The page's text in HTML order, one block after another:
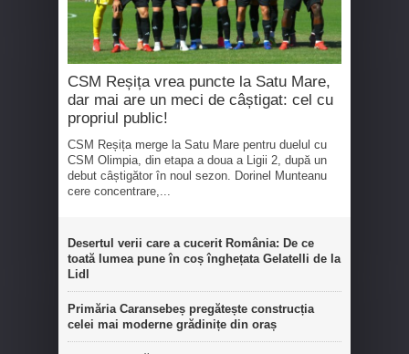
CSM Reșița vrea puncte la Satu Mare,
dar mai are un meci de câștigat: cel cu
propriul public!
CSM Reșița merge la Satu Mare pentru duelul cu
CSM Olimpia, din etapa a doua a Ligii 2, după un
debut câștigător în noul sezon. Dorinel Munteanu
cere concentrare,...
Desertul verii care a cucerit România: De ce
toată lumea pune în coș înghețata Gelatelli de la
Lidl
Primăria Caransebeș pregătește construcția
celei mai moderne grădinițe din oraș